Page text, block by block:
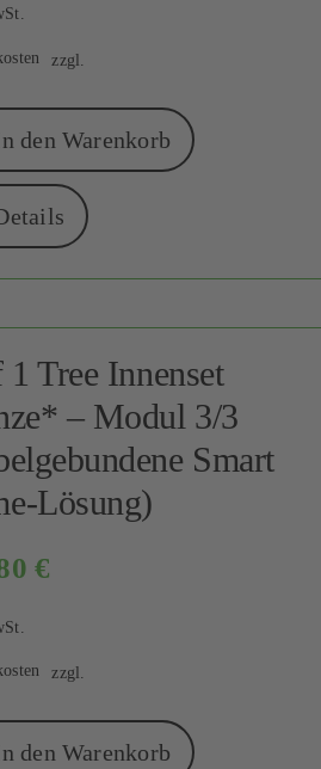
zzgl.
den Warenkorb
1 Tree Innenset
– Modul 3/3
Smart
Lösung)
€
zzgl.
den Warenkorb